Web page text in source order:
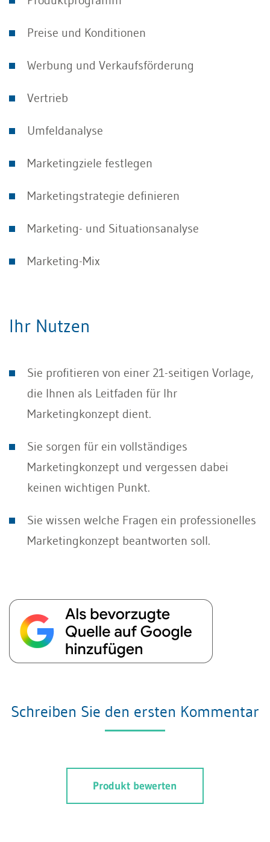
Preise und Konditionen
Werbung und Verkaufsförderung
Vertrieb
Umfeldanalyse
Marketingziele festlegen
Marketingstrategie definieren
Marketing- und Situationsanalyse
Marketing-Mix
Ihr Nutzen
Sie profitieren von einer 21-seitigen Vorlage,
die Ihnen als Leitfaden für Ihr
Marketingkonzept dient.
Sie sorgen für ein vollständiges
Marketingkonzept und vergessen dabei
keinen wichtigen Punkt.
Sie wissen welche Fragen ein professionelles
Marketingkonzept beantworten soll.
Schreiben Sie den ersten Kommentar
Produkt bewerten